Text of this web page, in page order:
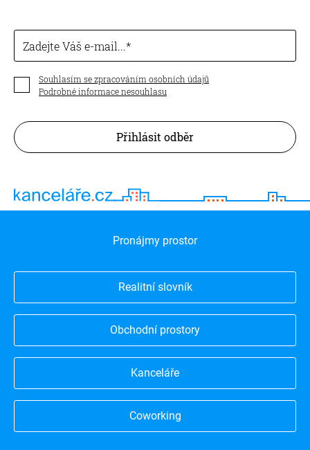
Zadejte Váš e-mail...
Souhlasím se zpracováním osobních údajů
Podrobné informace nesouhlasu
Přihlásit odběr
Pronájmy prostor
Realitní slovník
Obchodní prostory
Kanceláře
Coworking